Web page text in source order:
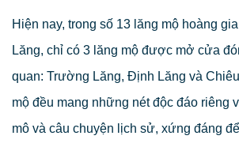
Hiện nay, trong số 13 lăng mộ hoàng
Lăng, chỉ có 3 lăng mộ được mở cửa
quan: Trường Lăng, Định Lăng và
mộ đều mang những nét độc đáo riêng
mô và câu chuyện lịch sử, xứng đáng